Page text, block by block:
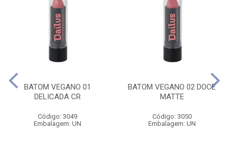
BATOM VEGANO 01
DELICADA CR
Código: 3049
Embalagem: UN
BATOM VEGANO 02 DOCE
MATTE
Código: 3050
Embalagem: UN